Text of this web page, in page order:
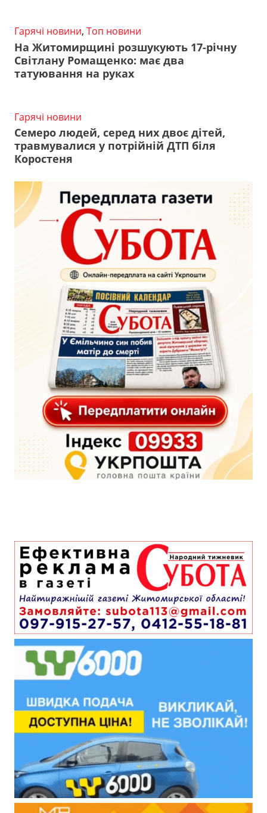
Гарячі новини, Топ новини
На Житомирщині розшукують 17-річну
Світлану Ромащенко: має два
татуювання на руках
Гарячі новини
Семеро людей, серед них двоє дітей,
травмувалися у потрійній ДТП біля
Коростеня